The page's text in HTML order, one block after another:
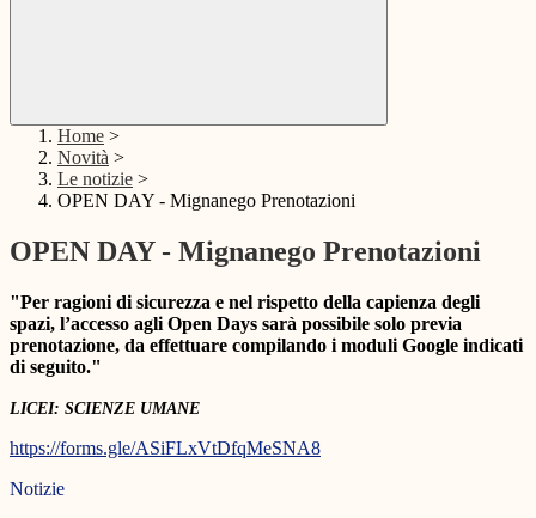
Home >
Novità >
Le notizie >
OPEN DAY - Mignanego Prenotazioni
OPEN DAY - Mignanego Prenotazioni
"Per ragioni di sicurezza e nel rispetto della capienza degli
spazi, l’accesso agli Open Days sarà possibile solo previa
prenotazione, da effettuare compilando i moduli Google indicati
di seguito."
LICEI: SCIENZE UMANE
https://forms.gle/ASiFLxVtDfqMeSNA8
Notizie